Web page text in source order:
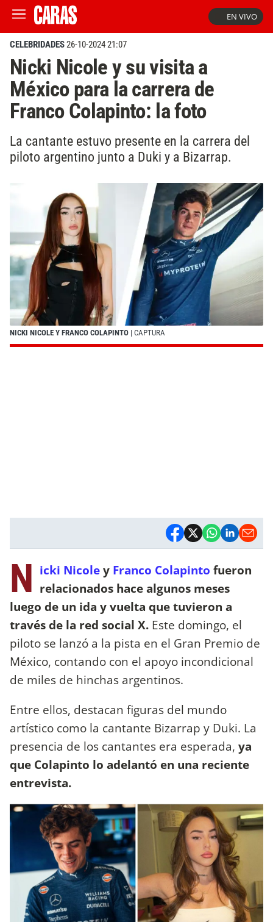
EN VIVO
CELEBRIDADES26-10-2024 21:07
Nicki Nicole y su visita a
México para la carrera de
Franco Colapinto: la foto
La cantante estuvo presente en la carrera del
piloto argentino junto a Duki y a Bizarrap.
NICKI NICOLE Y FRANCO COLAPINTO | CAPTURA
N icki Nicoley Franco Colapinto fueron
relacionados hace algunos meses
luego de un ida y vuelta que tuvieron a
través de la red social X. Este domingo, el
piloto se lanzó a la pista en el Gran Premio de
México, contando con el apoyo incondicional
de miles de hinchas argentinos.
Entre ellos, destacan figuras del mundo
artístico como la cantante Bizarrap y Duki. La
presencia de los cantantes era esperada, ya
que Colapinto lo adelantó en una reciente
entrevista.